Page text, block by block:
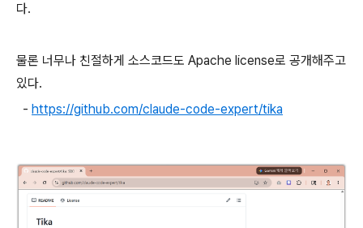
다.
물론 너무나 친절하게 소스코드도 Apache license로 공개해주고
있다.
- https://github.com/claude-code-expert/tika